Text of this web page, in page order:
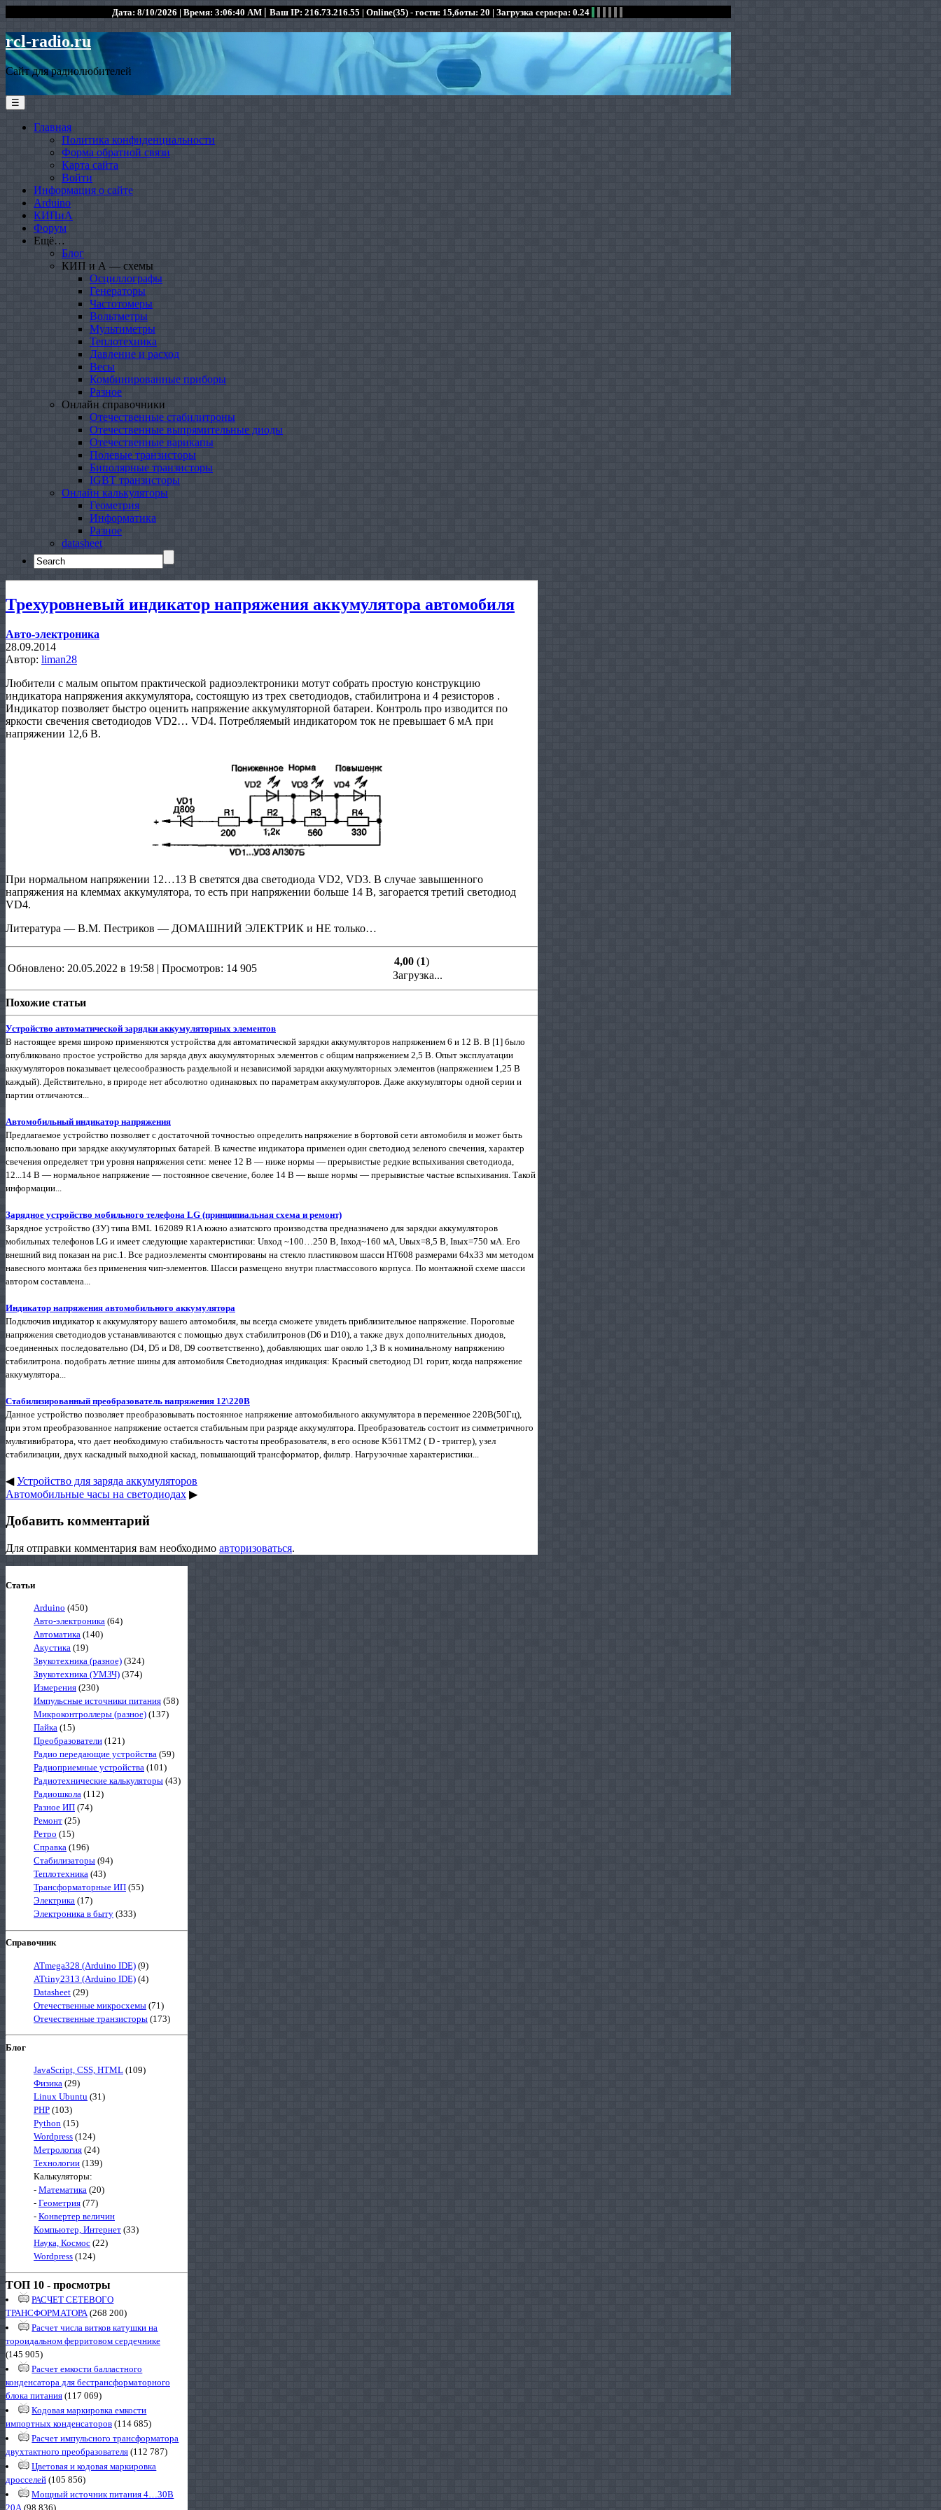
Дата: 8/10/2026 | Время: 3:06:40 AM | Ваш IP: 216.73.216.55 | Online(35) - гости: 15,боты: 20 | Загрузка сервера: 0.24
rcl-radio.ru
Сайт для радиолюбителей
☰
Главная
Политика конфиденциальности
Форма обратной связи
Карта сайта
Войти
Информация о сайте
Arduino
КИПиА
Форум
Ещё…
Блог
КИП и А — схемы
Осциллографы
Генераторы
Частотомеры
Вольтметры
Мультиметры
Теплотехника
Давление и расход
Весы
Комбинированные приборы
Разное
Онлайн справочники
Отечественные стабилитроны
Отечественные выпрямительные диоды
Отечественные варикапы
Полевые транзисторы
Биполярные транзисторы
IGBT транзисторы
Онлайн калькуляторы
Геометрия
Информатика
Разное
datasheet
Search
for:
Трехуровневый индикатор напряжения аккумулятора автомобиля
Авто-электроника
28.09.2014
Автор: liman28
Любители с малым опытом практической радиоэлектроники мотут собрать простую конструкцию
индикатора напряжения аккумулятора, состоящую из трех светодиодов, стабилитрона и 4 резисторов .
Индикатор позволяет быстро оценить напряжение аккумуляторной батареи. Контроль про изводится по
яркости свeчения светодиодов VD2… VD4. Потребляемый индикатором ток не превышает 6 мА при
напряжении 12,6 В.
При нормальном напряжении 12…13 В светятся два светодиода VD2, VD3. В случае завышенного
напряжения на клеммах аккумулятора, то есть при напряжении больше 14 В, загорается третий светодиод
VD4.
Литература — В.М. Пестриков — ДОМАШНИЙ ЭЛЕКТРИК и НЕ только…
Обновлено: 20.05.2022 в 19:58 | Просмотров: 14 905
4,00 (1)
Загрузка...
Похожие статьи
Устройство автоматической зарядки аккумуляторных элементов
В настоящее время широко применяются устройства для автоматической зарядки аккумуляторов напряжением 6 и 12 В. В [1] было
опубликовано простое устройство для заряда двух аккумуляторных элементов с общим напряжением 2,5 В. Опыт эксплуатации
аккумуляторов показывает целесообразность раздельной и независимой зарядки аккумуляторных элементов (напряжением 1,25 В
каждый). Действительно, в природе нет абсолютно одинаковых по параметрам аккумуляторов. Даже аккумуляторы одной серии и
партии отличаются...
Автомобильный индикатор напряжения
Предлагаемое устройство позволяет с достаточной точностью определить напряжение в бортовой сети автомобиля и может быть
использовано при зарядке аккумуляторных батарей. В качестве индикатора при­менен один светодиод зеленого свечения, характер
све­чения определяет три уровня напряжения сети: менее 12 В — ниже нормы — прерывистые редкие вспыхивания светодиода,
12...14 В — нормальное напряжение — по­стоянное свечение, более 14 В — выше нормы — преры­вистые частые вспыхивания. Такой
информации...
Зарядное устройство мобильного телефона LG (принципиальная схема и ремонт)
Зарядное устройство (ЗУ) типа BML 162089 R1A южно азиатского производства предназначено для зарядки аккумуляторов
мобильных телефонов LG и имеет следующие характеристики: Uвход ~100…250 B, Iвход~160 мA, Uвых=8,5 В, Iвых=750 мA. Его
внешний вид показан на рис.1. Все радиоэлементы смонтированы на стекло пластиковом шасси НТ608 размерами 64x33 мм методом
навесного монтажа без применения чип-элементов. Шасси размещено внутри пластмассового корпуса. По монтажной схеме шасси
автором составлена...
Индикатор напряжения автомобильного аккумулятора
Подключив индикатор к аккумулятору вашего автомобиля, вы всегда сможете увидеть приблизительное напряжение. Пороговые
напряжения светодиодов устанавливаются с помощью двух стабилитронов (D6 и D10), а также двух дополнительных диодов,
соединенных последовательно (D4, D5 и D8, D9 соответственно), добавляющих шаг около 1,3 В к номинальному напряжению
стабилитрона. подобрать летние шины для автомобиля Светодиодная индикация: Красный светодиод D1 горит, когда напряжение
аккумулятора...
Стабилизированный преобразователь напряжения 12\220В
Данное устройство позволяет преобразовывать постоянное напряжение автомобильного аккумулятора в переменное 220В(50Гц),
при этом преобразованное напряжение остается стабильным при разряде аккумулятора. Преобразователь состоит из симметричного
мультивибратора, что дает необходимую стабильность частоты преобразователя, в его основе К561ТМ2 ( D - триггер), узел
стабилизации, двух каскадный выходной каскад, повышающий трансформатор, фильтр. Нагрузочные характеристики...
◀Устройство для заряда аккумуляторов
Автомобильные часы на светодиодах ▶
Добавить комментарий
Для отправки комментария вам необходимо авторизоваться.
Статьи
Arduino (450)
Авто-электроника (64)
Автоматика (140)
Акустика (19)
Звукотехника (разное) (324)
Звукотехника (УМЗЧ) (374)
Измерения (230)
Импульсные источники питания (58)
Микроконтроллеры (разное) (137)
Пайка (15)
Преобразователи (121)
Радио передающие устройства (59)
Радиоприемные устройства (101)
Радиотехнические калькуляторы (43)
Радиошкола (112)
Разное ИП (74)
Ремонт (25)
Ретро (15)
Справка (196)
Стабилизаторы (94)
Теплотехника (43)
Трансформаторные ИП (55)
Электрика (17)
Электроника в быту (333)
Справочник
ATmega328 (Arduino IDE) (9)
ATtiny2313 (Arduino IDE) (4)
Datasheet (29)
Отечественные микросхемы (71)
Отечественные транзисторы (173)
Блог
JavaScript, CSS, HTML (109)
Физика (29)
Linux Ubuntu (31)
PHP (103)
Python (15)
Wordpress (124)
Метрология (24)
Технологии (139)
Калькуляторы:
- Математика (20)
- Геометрия (77)
- Конвертер величин
Компьютер, Интернет (33)
Наука, Космос (22)
Wordpress (124)
ТОП 10 - просмотры
РАСЧЕТ СЕТЕВОГО
ТРАНСФОРМАТОРА(268 200)
Расчет числа витков катушки на
тороидальном ферритовом сердечнике
(145 905)
Расчет емкости балластного
конденсатора для бестрансформаторного
блока питания (117 069)
Кодовая маркировка емкости
импортных конденсаторов (114 685)
Расчет импульсного трансформатора
двухтактного преобразователя (112 787)
Цветовая и кодовая маркировка
дросселей (105 856)
Мощный источник питания 4…30В
20А (98 836)